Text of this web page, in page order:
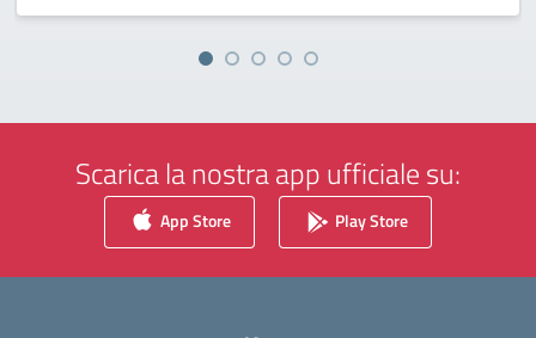
Scarica la nostra app ufficiale su:
App Store Play Store